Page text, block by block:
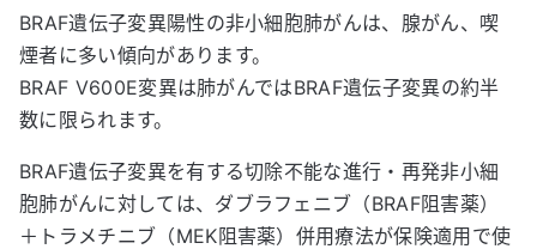
BRAF遺伝子変異陽性の非小細胞肺がんは、腺がん、喫
煙者に多い傾向があります。
BRAF V600E変異は肺がんではBRAF遺伝子変異の約半
数に限られます。
BRAF遺伝子変異を有する切除不能な進行・再発非小細
胞肺がんに対しては、ダブラフェニブ（BRAF阻害薬）
＋トラメチニブ（MEK阻害薬）併用療法が保険適用で使